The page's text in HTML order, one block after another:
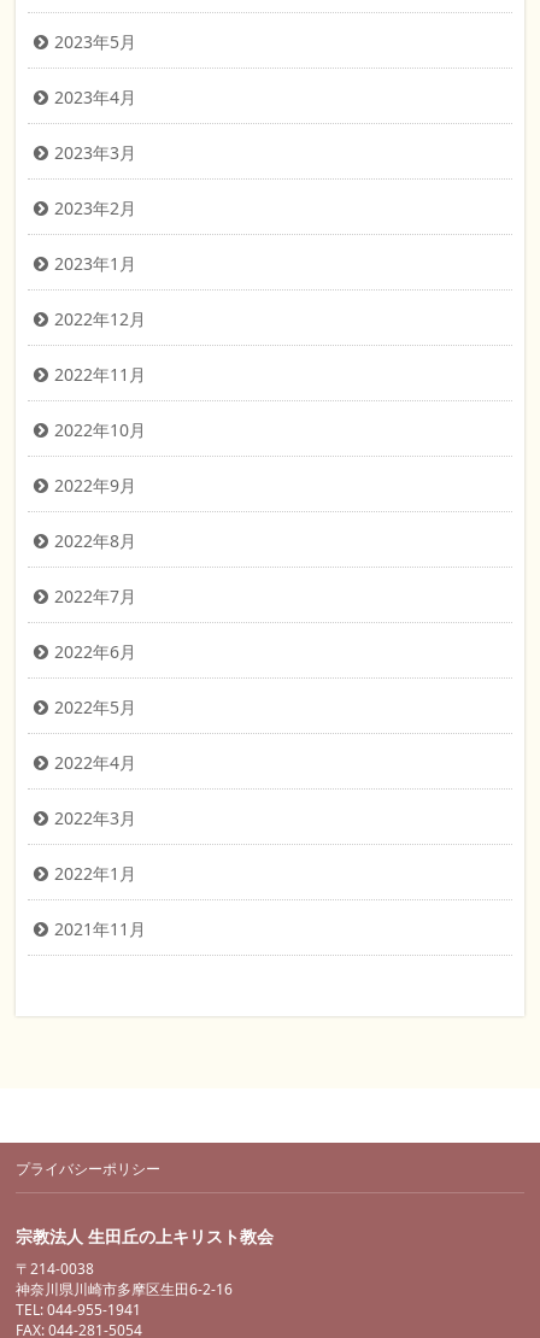
2023年5月
2023年4月
2023年3月
2023年2月
2023年1月
2022年12月
2022年11月
2022年10月
2022年9月
2022年8月
2022年7月
2022年6月
2022年5月
2022年4月
2022年3月
2022年1月
2021年11月
プライバシーポリシー
宗教法人 生田丘の上キリスト教会
〒214-0038
神奈川県川崎市多摩区生田6-2-16
TEL: 044-955-1941
FAX: 044-281-5054